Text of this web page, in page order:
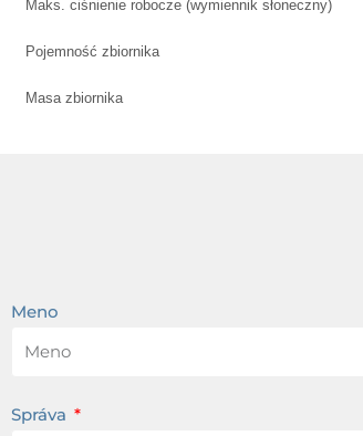
Maks. ciśnienie robocze (wymiennik słoneczny)
Pojemność zbiornika
Masa zbiornika
Meno
Správa